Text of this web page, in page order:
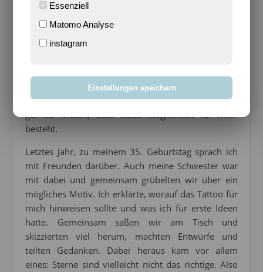
Ein Tattoo für Sari…
Es war ein Geburtstagsgeschenk. Witziger Weise
*lach* . Doch damals war ich einfach zu jung und zu
unsicher, was das Thema angeht. Es war aber immer
gut zu wissen, dass diese Möglichkeit für mich
besteht.
Letztes Jahr, zu meinem 35. Geburtstag sprach ich
mit Freunden darüber. Auch meine Schwester war
mit dabei und gemeinsam grübelten wir über ein
mögliches Motiv. Ich erklärte, worauf das Tattoo für
mich hinweisen sollte und was ich für erste Ideen
hatte. Gemeinsam saßen wir am Tisch und
skizzierten viel herum, machten Entwürfe und
teilten Gedanken. Dabei heraus kam vor allem
eines: Sterne sind vielleicht nicht das richtige. Also
Essenziell
Matomo Analyse
instagram
Einstellungen speichern